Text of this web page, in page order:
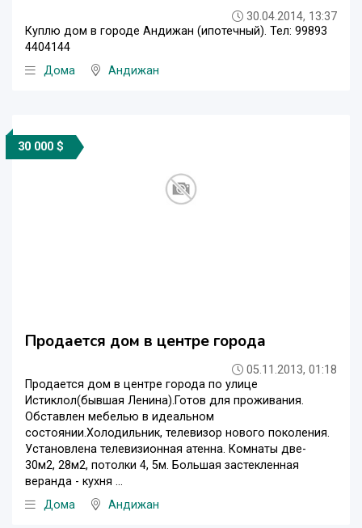
30.04.2014, 13:37
Куплю дом в городе Андижан (ипотечный). Тел: 99893
4404144
Дома
Андижан
30 000 $
Продается дом в центре города
05.11.2013, 01:18
Продается дом в центре города по улице
Истиклол(бывшая Ленина).Готов для проживания.
Обставлен мебелью в идеальном
состоянии.Холодильник, телевизор нового поколения.
Установлена телевизионная атенна. Комнаты две-
30м2, 28м2, потолки 4, 5м. Большая застекленная
веранда - кухня ...
Дома
Андижан